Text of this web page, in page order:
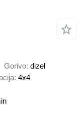
Gorivo dizel
4x4